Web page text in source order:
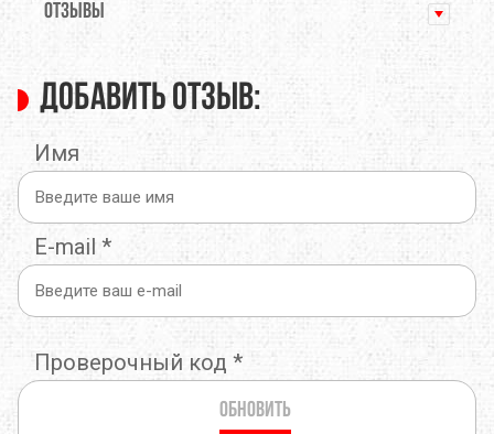
ОТЗЫВЫ
Добавить отзыв:
Имя
E-mail *
Проверочный код *
Обновить